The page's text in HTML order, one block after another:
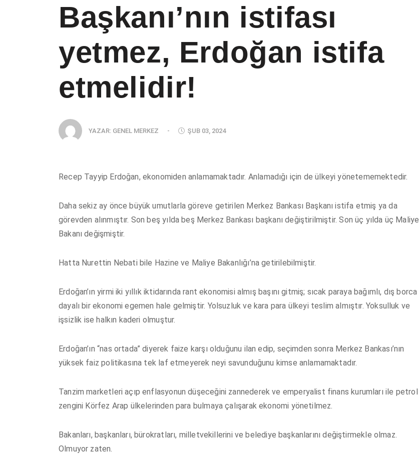
Başkanı’nın istifası
yetmez, Erdoğan istifa
etmelidir!
YAZAR: GENEL MERKEZ - ŞUB 03, 2024
Recep Tayyip Erdoğan, ekonomiden anlamamaktadır. Anlamadığı için de ülkeyi yönetememektedir.
Daha sekiz ay önce büyük umutlarla göreve getirilen Merkez Bankası Başkanı istifa etmiş ya da
görevden alınmıştır. Son beş yılda beş Merkez Bankası başkanı değiştirilmiştir. Son üç yılda üç Maliye
Bakanı değişmiştir.
Hatta Nurettin Nebati bile Hazine ve Maliye Bakanlığı’na getirilebilmiştir.
Erdoğan’ın yirmi iki yıllık iktidarında rant ekonomisi almış başını gitmiş; sıcak paraya bağımlı, dış borca
dayalı bir ekonomi egemen hale gelmiştir. Yolsuzluk ve kara para ülkeyi teslim almıştır. Yoksulluk ve
işsizlik ise halkın kaderi olmuştur.
Erdoğan’ın “nas ortada” diyerek faize karşı olduğunu ilan edip, seçimden sonra Merkez Bankası’nın
yüksek faiz politikasına tek laf etmeyerek neyi savunduğunu kimse anlamamaktadır.
Tanzim marketleri açıp enflasyonun düşeceğini zannederek ve emperyalist finans kurumları ile petrol
zengini Körfez Arap ülkelerinden para bulmaya çalışarak ekonomi yönetilmez.
Bakanları, başkanları, bürokratları, milletvekillerini ve belediye başkanlarını değiştirmekle olmaz.
Olmuyor zaten.